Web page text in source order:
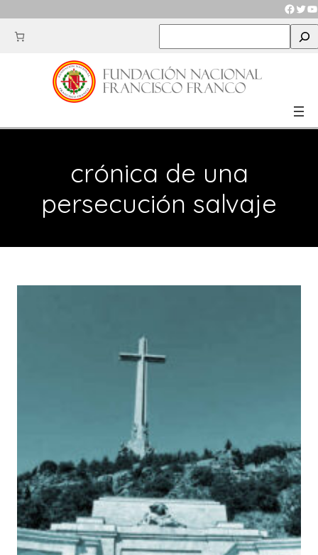
al
contenido
e
r
c
crónica de una
persecución salvaje